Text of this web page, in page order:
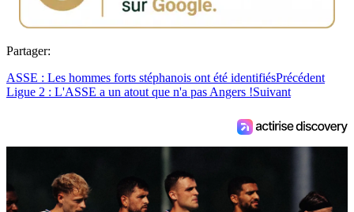
Partager:
ASSE : Les hommes forts stéphanois ont été identifiésPrécédent
Ligue 2 : L'ASSE a un atout que n'a pas Angers !Suivant